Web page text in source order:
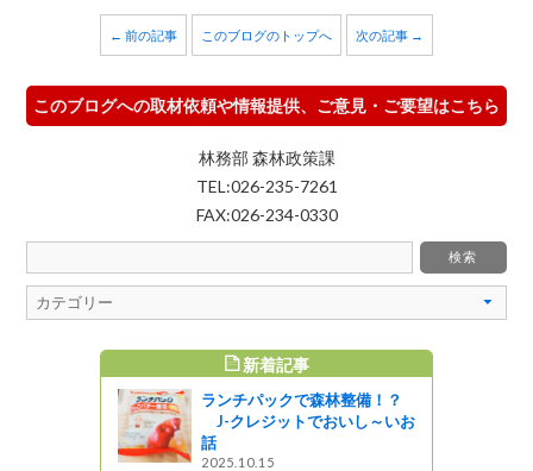
← 前の記事 このブログのトップへ 次の記事 →
このブログへの取材依頼や情報提供、ご意見・ご要望はこちら
林務部 森林政策課
TEL:026-235-7261
FAX:026-234-0330
新着記事
ランチパックで森林整備！？
J-クレジットでおいし～いお
話
2025.10.15